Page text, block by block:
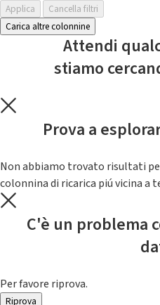
Applica
Cancella filtri
Carica altre colonnine
Attendi
stiamo
Prova a
Non abbiamo trovato risultati
colonnina di ricarica piú vicina a
C'è un problema
Per favore riprova.
Riprova